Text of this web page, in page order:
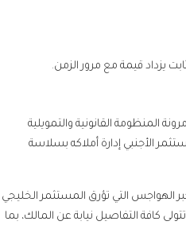
يزداد قيمة مع مرور الزمن.
المنظومة القانونية والتمويلية
الأجنبي إدارة أملاكه بسلاسة
الهواجس التي تؤرق المستثمر الخليجي
كافة التفاصيل نيابة عن المالك، بما